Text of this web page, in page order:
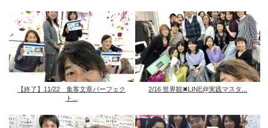
【終了】11/22 集客文章パーフェク
ト...
2/16 世界観✖︎LINE@実践マスタ...